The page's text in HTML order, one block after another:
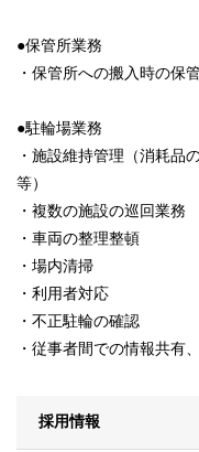
●保管所業務
・保管所への搬入時の保
●駐輪場業務
・施設維持管理（消耗品
等）
・複数の施設の巡回業務
・車両の整理整頓
・場内清掃
・利用者対応
・不正駐輪の確認
・従事者間での情報共有
採用情報